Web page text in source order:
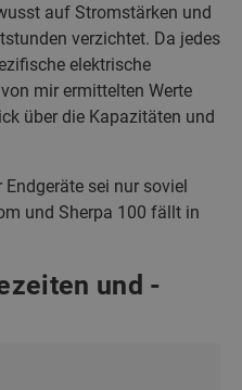
auf Stromstärken und
verzichtet. Da jedes
elektrische
mir ermittelten Werte
über die Kapazitäten und
sei nur soviel
und Sherpa 100 fällt in
und -